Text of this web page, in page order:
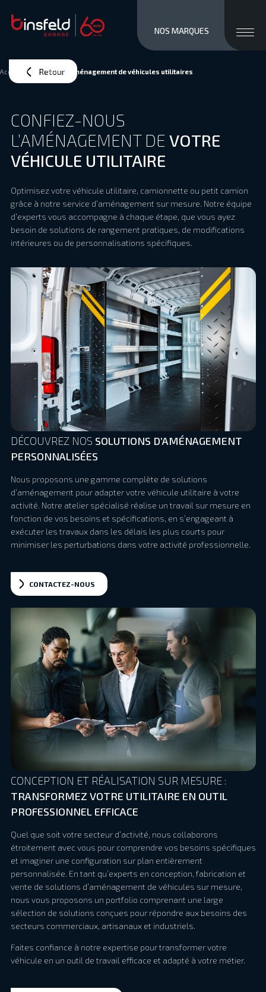
close
STOCK NEUF
ATELIER
À PROPOS
ACCÈS ET CONTACTS
Financements
Reprise
Jobs
Actualités
NOS MARQUES
Retour
Accueil Notre atelier Aménagement de véhicules utilitaires
CONFIEZ-NOUS
L’AMÉNAGEMENT DE VOTRE
VÉHICULE UTILITAIRE
Optimisez votre véhicule utilitaire, camionnette ou petit camion
grâce à notre service d’aménagement sur mesure. Notre équipe
d’experts vous accompagne à chaque étape, que vous ayez
besoin de solutions de rangement pratiques, de modifications
intérieures ou de personnalisations spécifiques.
DÉCOUVREZ NOS SOLUTIONS D’AMÉNAGEMENT
PERSONNALISÉES
Nous proposons une gamme complète de solutions
d’aménagement pour adapter votre véhicule utilitaire à votre
activité. Notre atelier spécialisé réalise un travail sur mesure en
fonction de vos besoins et spécifications, en s’engageant à
exécuter les travaux dans les délais les plus courts pour
minimiser les perturbations dans votre activité professionnelle.
CONTACTEZ-NOUS
CONCEPTION ET RÉALISATION SUR MESURE :
TRANSFORMEZ VOTRE UTILITAIRE EN OUTIL
PROFESSIONNEL EFFICACE
Quel que soit votre secteur d’activité, nous collaborons
étroitement avec vous pour comprendre vos besoins spécifiques
et imaginer une configuration sur plan entièrement
personnalisée. En tant qu’experts en conception, fabrication et
vente de solutions d’aménagement de véhicules sur mesure,
nous vous proposons un portfolio comprenant une large
sélection de solutions conçues pour répondre aux besoins des
secteurs commerciaux, artisanaux et industriels.
Faites confiance à notre expertise pour transformer votre
véhicule en un outil de travail efficace et adapté à votre métier.